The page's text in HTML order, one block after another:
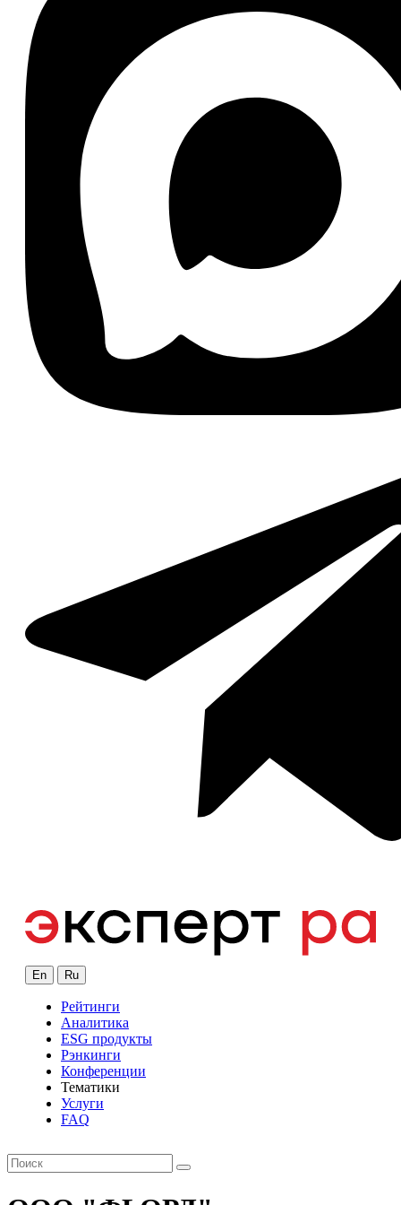
En Ru
Рейтинги
Аналитика
ESG продукты
Рэнкинги
Конференции
Тематики
Услуги
FAQ